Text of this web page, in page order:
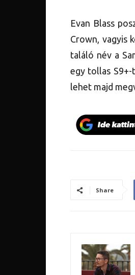
Evan Blass
Crown, vagyis
találó név a
egy tollas
lehet majd
Share